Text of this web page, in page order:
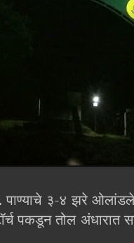
पाण्याचे ३-४ झरे
पकडून तोल